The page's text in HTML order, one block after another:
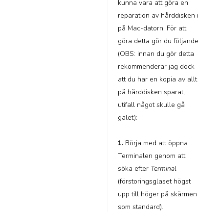
kunna vara att göra en
reparation av hårddisken i
på Mac-datorn. För att
göra detta gör du följande
(OBS: innan du gör detta
rekommenderar jag dock
att du har en kopia av allt
på hårddisken sparat,
utifall något skulle gå
galet):
1. Börja med att öppna
Terminalen genom att
söka efter Terminal
(förstoringsglaset högst
upp till höger på skärmen
som standard).